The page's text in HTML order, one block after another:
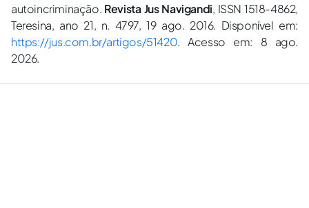
autoincriminação. Revista Jus Navigandi, ISSN 1518-4862,
Teresina, ano 21, n. 4797, 19 ago. 2016. Disponível em:
https://jus.com.br/artigos/51420. Acesso em: 8 ago.
2026.